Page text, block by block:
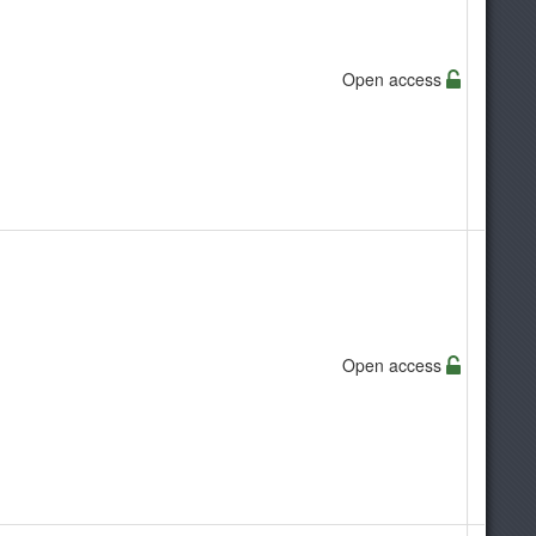
Open access
Open access